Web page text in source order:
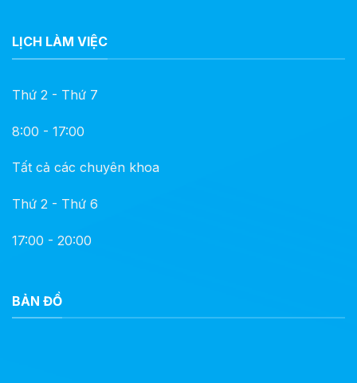
LỊCH LÀM VIỆC
Thứ 2 - Thứ 7
8:00 - 17:00
Tất cả các chuyên khoa
Thứ 2 - Thứ 6
17:00 - 20:00
BẢN ĐỒ